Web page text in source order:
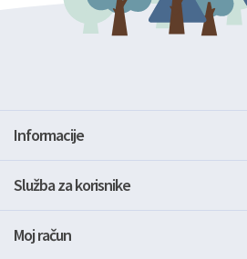
Informacije
Služba za korisnike
Moj račun